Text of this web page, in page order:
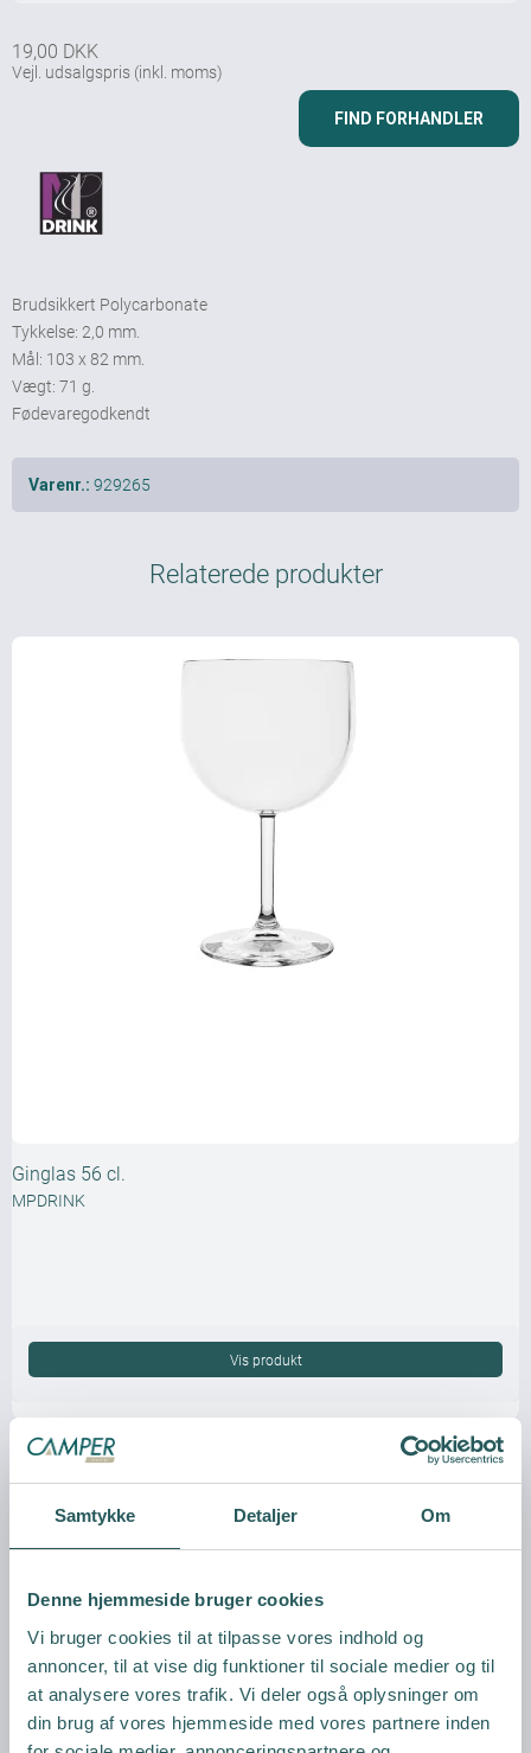
Samtykke Detaljer Om
Denne hjemmeside bruger cookies
Vi bruger cookies til at tilpasse vores indhold og
annoncer, til at vise dig funktioner til sociale medier og til
at analysere vores trafik. Vi deler også oplysninger om
din brug af vores hjemmeside med vores partnere inden
19,00 DKK
Vejl. udsalgspris (inkl. moms)
FIND FORHANDLER
Brudsikkert Polycarbonate
Tykkelse: 2,0 mm.
Mål: 103 x 82 mm.
Vægt: 71 g.
Fødevaregodkendt
Varenr.: 929265
Relaterede produkter
Ginglas 56 cl.
MPDRINK
Vis produkt